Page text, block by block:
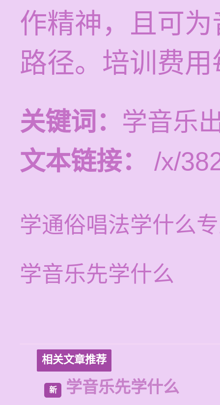
作精神，且可
路径。培训费
关键词： 学音乐
文本链接：
/x/
学通俗唱法学什么
学音乐先学什么
相关文章推荐
新 学音乐先学什么